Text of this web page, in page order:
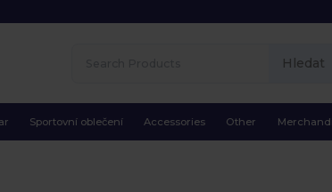
Hledat
Sportovní oblečení Accessories Other